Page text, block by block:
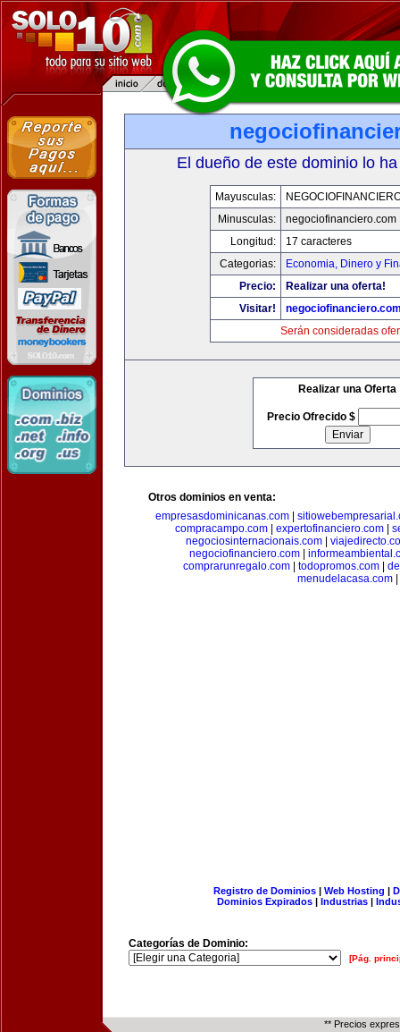
El dueño de este dominio lo
Mayusculas:
Minusculas:
negociofinanciero.com
Longitud:
17 caracteres
Categorias:
Economia, Dinero y
Precio:
Realizar una oferta!
Visitar!
Serán consideradas
Realizar una Oferta
Precio Ofrecido $
Otros dominios en venta:
empresasdominicanas.com|
compracampo.com| expertofinanciero.com|
negociosinternacionais.com
negociofinanciero.com
comprarunregalo.com| todopromos.com|
menudelacasa.com|
Registro de Dominios| Web Hosting |
Dominios Expirados | Industrias |
Categorías de Dominio:
[Pág.
** Precios